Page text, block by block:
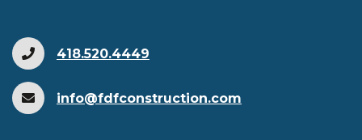
418.520.4449
info@fdfconstruction.com